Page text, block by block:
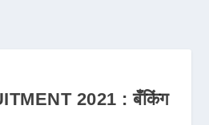
2021 : बँकिंग